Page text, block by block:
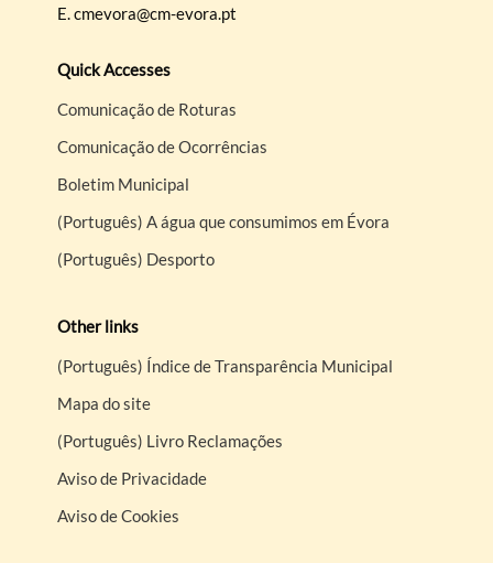
E.cmevora@cm-evora.pt
Quick Accesses
Comunicação de Roturas
Comunicação de Ocorrências
Boletim Municipal
(Português) A água que consumimos em Évora
(Português) Desporto
Other links
(Português) Índice de Transparência Municipal
Mapa do site
(Português) Livro Reclamações
Aviso de Privacidade
Aviso de Cookies